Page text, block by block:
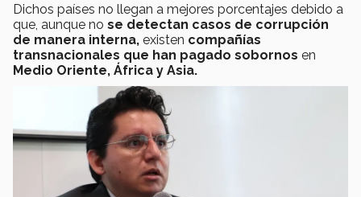
Dichos países no llegan a mejores porcentajes debido a
que, aunque no se detectan casos de corrupción
de manera interna, existen compañías
transnacionales que han pagado sobornos en
Medio Oriente, África y Asia.